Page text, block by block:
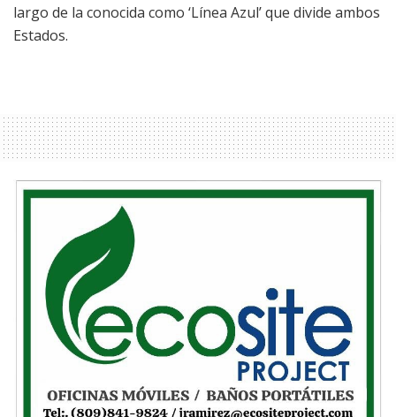
largo de la conocida como ‘Línea Azul’ que divide ambos
Estados.